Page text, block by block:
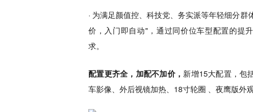
· 为满足颜值控、科技党、务实派等年轻细分
价，入门即自动"，通过同价位车型配置的提
求。
配置更齐全，加配不加价， 新增15大配置，包
车影像、外后视镜加热、18寸轮圈 、夜鹰版外观